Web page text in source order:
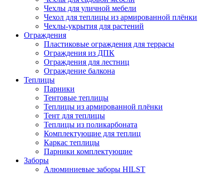
Чехлы для уличной мебели
Чехол для теплицы из армированной плёнки
Чехлы-укрытия для растений
Ограждения
Пластиковые ограждения для террасы
Ограждения из ДПК
Ограждения для лестниц
Ограждение балкона
Теплицы
Парники
Тентовые теплицы
Теплицы из армированной плёнки
Тент для теплицы
Теплицы из поликарбоната
Комплектующие для теплиц
Каркас теплицы
Парники комплектующие
Заборы
Алюминиевые заборы HILST